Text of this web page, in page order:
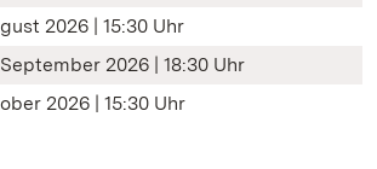
2026 | 15:30 Uhr
2026 | 18:30 Uhr
2026 | 15:30 Uhr